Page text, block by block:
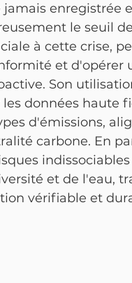
jamais enregistrée
le seuil de
à cette crise,
et d'opérer
Son
données haute
d'émissions,
carbone. En
et de l'eau,
vérifiable et